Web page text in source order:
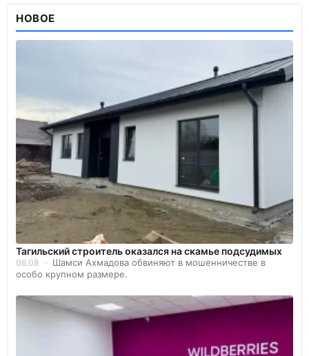
НОВОЕ
Тагильский строитель оказался на скамье подсудимых
06.08
Шамси Ахмадова обвиняют в мошенничестве в
особо крупном размере.